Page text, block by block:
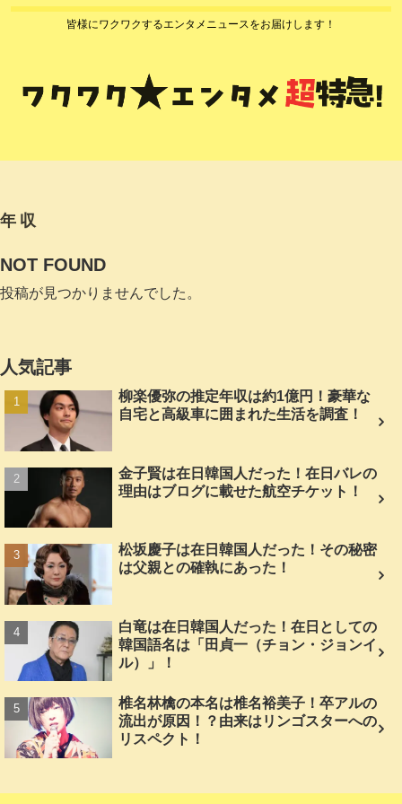
皆様にワクワクするエンタメニュースをお届けします！
年収
NOT FOUND
投稿が見つかりませんでした。
人気記事
柳楽優弥の推定年収は約1億円！豪華な
自宅と高級車に囲まれた生活を調査！
金子賢は在日韓国人だった！在日バレの
理由はブログに載せた航空チケット！
松坂慶子は在日韓国人だった！その秘密
は父親との確執にあった！
白竜は在日韓国人だった！在日としての
韓国語名は「田貞一（チョン・ジョンイ
ル）」！
椎名林檎の本名は椎名裕美子！卒アルの
流出が原因！？由来はリンゴスターへの
リスペクト！